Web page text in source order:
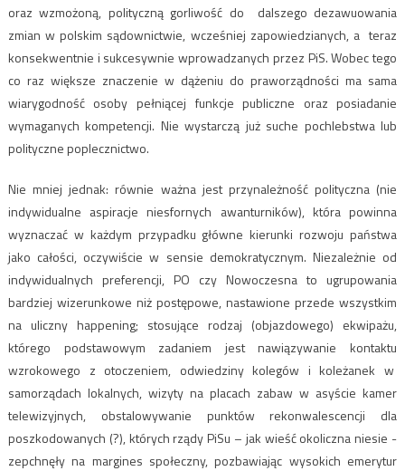
oraz wzmożoną, polityczną gorliwość do dalszego dezawuowania
zmian w polskim sądownictwie, wcześniej zapowiedzianych, a teraz
konsekwentnie i sukcesywnie wprowadzanych przez PiS. Wobec tego
co raz większe znaczenie w dążeniu do praworządności ma sama
wiarygodność osoby pełniącej funkcje publiczne oraz posiadanie
wymaganych kompetencji. Nie wystarczą już suche pochlebstwa lub
polityczne poplecznictwo.
Nie mniej jednak: równie ważna jest przynależność polityczna (nie
indywidualne aspiracje niesfornych awanturników), która powinna
wyznaczać w każdym przypadku główne kierunki rozwoju państwa
jako całości, oczywiście w sensie demokratycznym. Niezależnie od
indywidualnych preferencji, PO czy Nowoczesna to ugrupowania
bardziej wizerunkowe niż postępowe, nastawione przede wszystkim
na uliczny happening; stosujące rodzaj (objazdowego) ekwipażu,
którego podstawowym zadaniem jest nawiązywanie kontaktu
wzrokowego z otoczeniem, odwiedziny kolegów i koleżanek w
samorządach lokalnych, wizyty na placach zabaw w asyście kamer
telewizyjnych, obstalowywanie punktów rekonwalescencji dla
poszkodowanych (?), których rządy PiSu – jak wieść okoliczna niesie -
zepchnęły na margines społeczny, pozbawiając wysokich emerytur